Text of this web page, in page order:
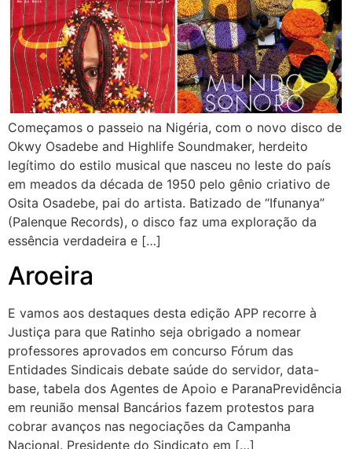
Começamos o passeio na Nigéria, com o novo disco de
Okwy Osadebe and Highlife Soundmaker, herdeito
legítimo do estilo musical que nasceu no leste do país
em meados da década de 1950 pelo gênio criativo de
Osita Osadebe, pai do artista. Batizado de “Ifunanya”
(Palenque Records), o disco faz uma exploração da
essência verdadeira e […]
Aroeira
E vamos aos destaques desta edição APP recorre à
Justiça para que Ratinho seja obrigado a nomear
professores aprovados em concurso Fórum das
Entidades Sindicais debate saúde do servidor, data-
base, tabela dos Agentes de Apoio e ParanaPrevidência
em reunião mensal Bancários fazem protestos para
cobrar avanços nas negociações da Campanha
Nacional. Presidente do Sindicato em […]